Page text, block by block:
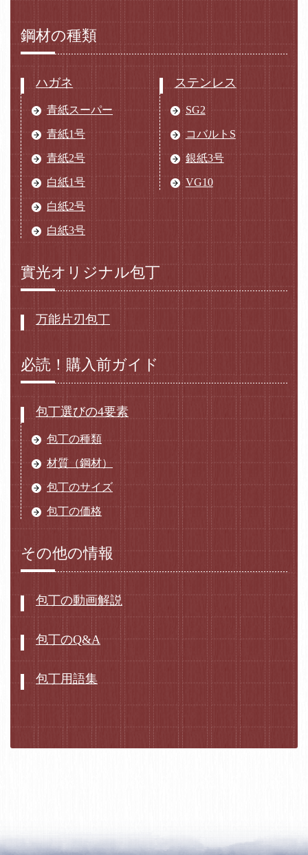
鋼材の種類
ハガネ
青紙スーパー
青紙1号
青紙2号
白紙1号
白紙2号
白紙3号
ステンレス
SG2
コバルトS
銀紙3号
VG10
實光オリジナル包丁
万能片刃包丁
必読！購入前ガイド
包丁選びの4要素
包丁の種類
材質（鋼材）
包丁のサイズ
包丁の価格
その他の情報
包丁の動画解説
包丁のQ&A
包丁用語集